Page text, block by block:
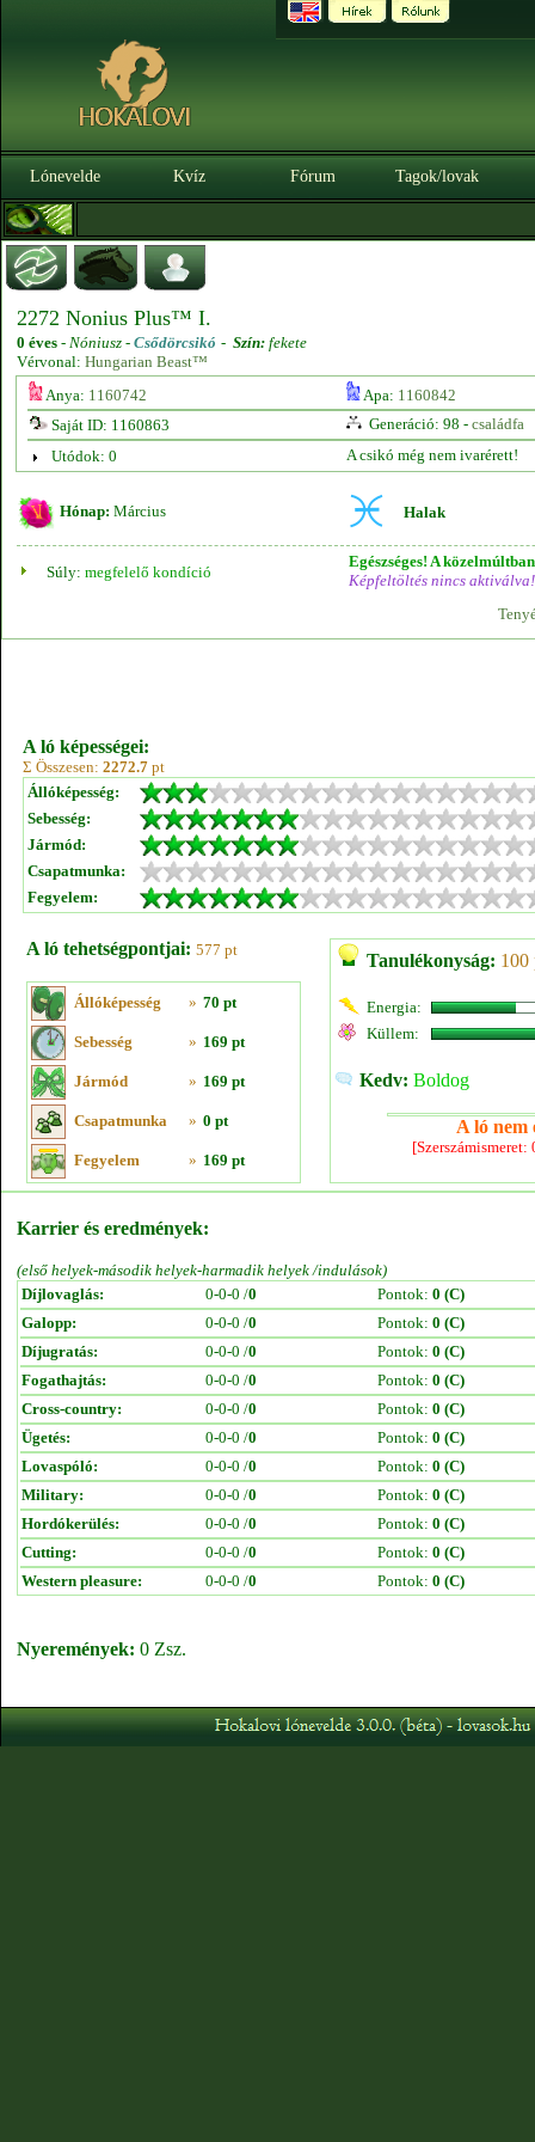
Lónevelde Kvíz Fórum Tagok/lovak
2272 Nonius Plus™ I.
0 éves - Nóniusz - Csődörcsikó - Szín: fekete
Vérvonal: Hungarian Beast™
Anya: 1160742 Apa: 1160842
Saját ID: 1160863
Generáció: 98 - családfa
Utódok: 0
A csikó még nem ivarérett!
Hónap: Március Halak
Súly: megfelelő kondíció
Egészséges! A
Képfeltöltés nincs aktiválva!
A ló képességei:
Σ Összesen: 2272.7 pt
Állóképesség:
Sebesség:
Jármód:
Csapatmunka:
Fegyelem:
A ló tehetségpontjai: 577 pt
Állóképesség » 70 pt
Sebesség » 169 pt
Jármód » 169 pt
Csapatmunka » 0 pt
Fegyelem » 169 pt
Tanulékonyság: 100
Energia:
Küllem:
Kedv: Boldog
A ló nem
Karrier és eredmények:
(első helyek-második helyek-harmadik helyek /indulások)
Díjlovaglás:
0-0-0 /0 Pontok: 0 (C)
Galopp:
0-0-0 /0 Pontok: 0 (C)
Díjugratás:
0-0-0 /0 Pontok: 0 (C)
Fogathajtás:
0-0-0 /0 Pontok: 0 (C)
Cross-country:
0-0-0 /0 Pontok: 0 (C)
Ügetés:
0-0-0 /0 Pontok: 0 (C)
Lovaspóló:
0-0-0 /0 Pontok: 0 (C)
Military:
0-0-0 /0 Pontok: 0 (C)
Hordókerülés:
0-0-0 /0 Pontok: 0 (C)
Cutting:
0-0-0 /0 Pontok: 0 (C)
Western pleasure:
0-0-0 /0 Pontok: 0 (C)
Nyeremények: 0 Zsz.